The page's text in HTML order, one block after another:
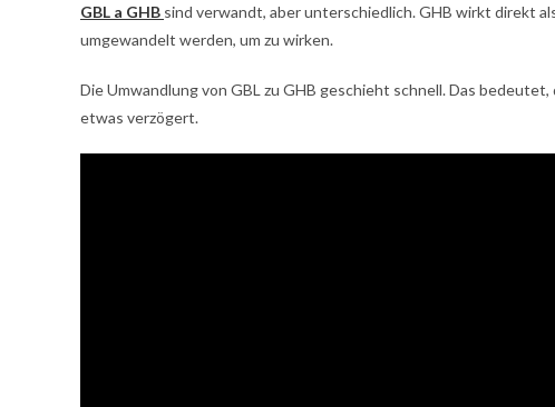
GBL a GHB sind verwandt, aber unterschiedlich. GHB wirkt direkt
umgewandelt werden, um zu wirken.
Die Umwandlung von GBL zu GHB geschieht schnell. Das
etwas verzögert.